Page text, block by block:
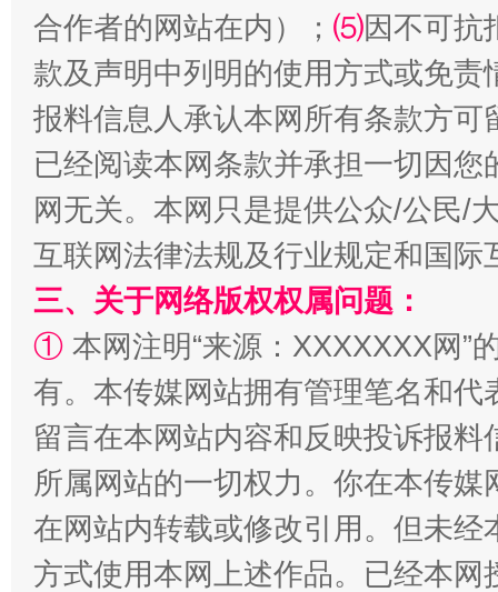
揭批美国五大"原罪" "炒
解纷+调解+退费，一次搞定
合作者的网站在内）； ⑸因不可抗
款及声明中列明的使用方式或免责
报料信息人承认本网所有条款方
已经阅读本网条款并承担一切因
网无关。本网只是提供公众/公民/
互联网法律法规及行业规定和国
三、关于网络版权权属问题：
① 本网注明“来源：XXXXXXX网”
有。本传媒网站拥有管理笔名和
留言在本网站内容和反映投诉报
所属网站的一切权力。你在本传
在网站内转载或修改引用。但未
方式使用本网上述作品。已经本